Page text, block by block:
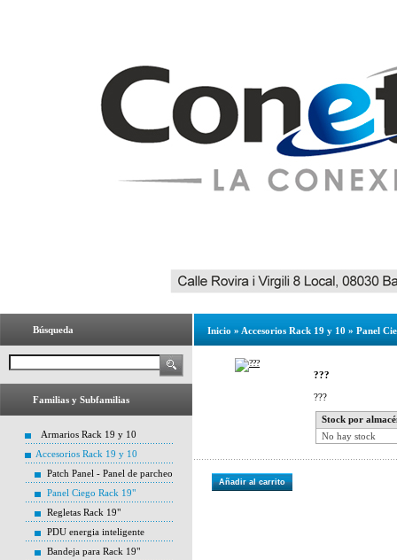
Búsqueda
Familias y Subfamilias
Armarios Rack 19 y 10
Accesorios Rack 19 y 10
Patch Panel - Panel de parcheo
Panel Ciego Rack 19"
Regletas Rack 19"
PDU energia inteligente
Bandeja para Rack 19"
Inicio » Accesorios Rack 19 y 10 » Panel
???
???
Stock por
No hay stock
Añadir al carrito